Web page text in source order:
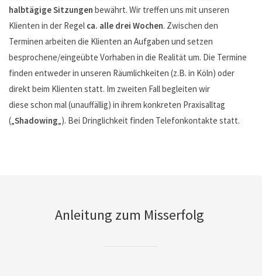
halbtägige Sitzungen bewährt. Wir treffen uns mit unseren
Klienten in der Regel ca. alle drei Wochen. Zwischen den
Terminen arbeiten die Klienten an Aufgaben und setzen
besprochene/eingeübte Vorhaben in die Realität um. Die Termine
finden entweder in unseren Räumlichkeiten (z.B. in Köln) oder
direkt beim Klienten statt. Im zweiten Fall begleiten wir
diese schon mal (unauffällig) in ihrem konkreten Praxisalltag
(„Shadowing„). Bei Dringlichkeit finden Telefonkontakte statt.
Anleitung zum Misserfolg